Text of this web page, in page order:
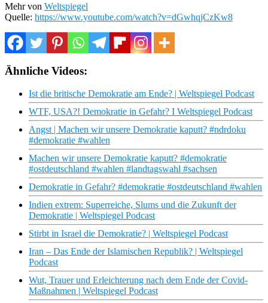
Mehr von Weltspiegel
Quelle: https://www.youtube.com/watch?v=dGwhqjCzKw8
Ähnliche Videos:
Ist die britische Demokratie am Ende? | Weltspiegel Podcast
WTF, USA?! Demokratie in Gefahr? I Weltspiegel Podcast
Angst | Machen wir unsere Demokratie kaputt? #ndrdoku
#demokratie #wahlen
Machen wir unsere Demokratie kaputt? #demokratie
#ostdeutschland #wahlen #landtagswahl #sachsen
Demokratie in Gefahr? #demokratie #ostdeutschland #wahlen
Indien extrem: Superreiche, Slums und die Zukunft der
Demokratie | Weltspiegel Podcast
Stirbt in Israel die Demokratie? | Weltspiegel Podcast
Iran – Das Ende der Islamischen Republik? | Weltspiegel
Podcast
Wut, Trauer und Erleichterung nach dem Ende der Covid-
Maßnahmen | Weltspiegel Podcast